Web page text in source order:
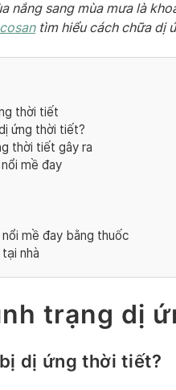
nắng sang mùa mưa là
tìm hiểu cách chữa dị
thời tiết
ứng thời tiết?
thời tiết gây ra
mề đay
mề đay bằng thuốc
nhà
trạng dị
dị ứng thời tiết?